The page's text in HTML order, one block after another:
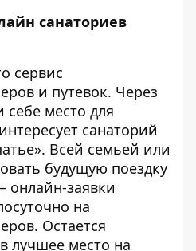
санаториев
сервис
и путевок. Через
себе место для
санаторий
. Всей семьей или
будущую поездку
онлайн-заявки
на
Остается
лучшее место на